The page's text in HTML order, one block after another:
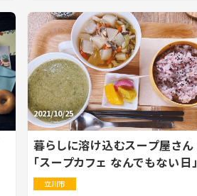
2021/10/25
暮らしに溶け込むスープ屋さん
「スープカフェ なんでもない日」
立川市